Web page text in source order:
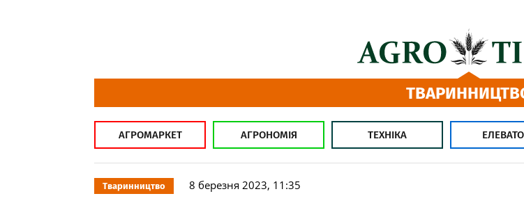
АГРОМАРКЕТ АГРОНОМІЯ ТЕХНІКА
Тваринництво 8 березня 2023, 11:35